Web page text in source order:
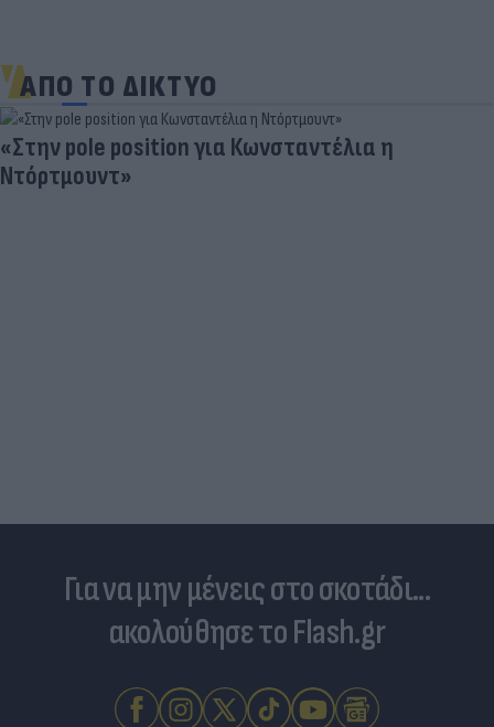
ΑΠΟ ΤΟ ΔΙΚΤΥΟ
«Στην pole position για Κωνσταντέλια η
Ντόρτμουντ»
Για να μην μένεις στο σκοτάδι...
ακολούθησε το Flash.gr